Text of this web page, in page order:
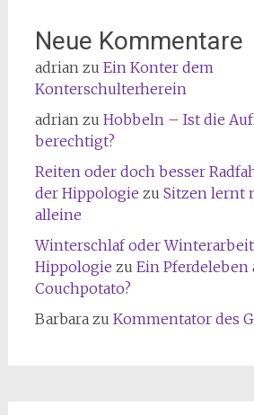
Neue Kommentare
adrianzu Ein Konter dem
Konterschulterherein
adrianzu Hobbeln – Ist die
berechtigt?
Reiten oder doch besser
der Hippologie zu Sitzen lernt
alleine
Winterschlaf oder
Hippologie zu Ein Pferdeleben
Couchpotato?
Barbarazu Kommentator des